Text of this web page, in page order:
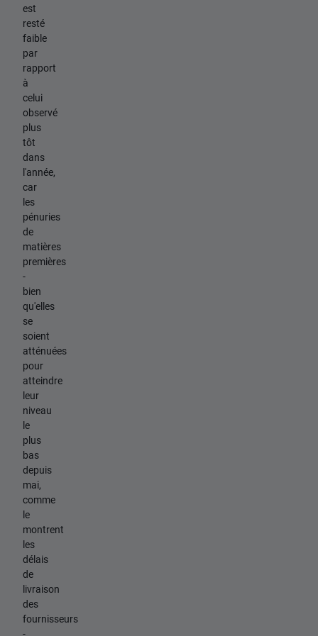
est
resté
faible
par
rapport
à
celui
observé
plus
tôt
dans
l'année,
car
les
pénuries
de
matières
premières
-
bien
qu'elles
se
soient
atténuées
pour
atteindre
leur
niveau
le
plus
bas
depuis
mai,
comme
le
montrent
les
délais
de
livraison
des
fournisseurs